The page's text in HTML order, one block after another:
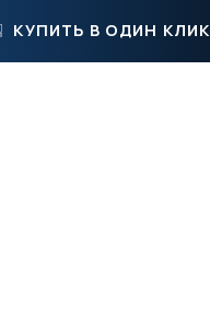
КУПИТЬ В ОДИН КЛИК